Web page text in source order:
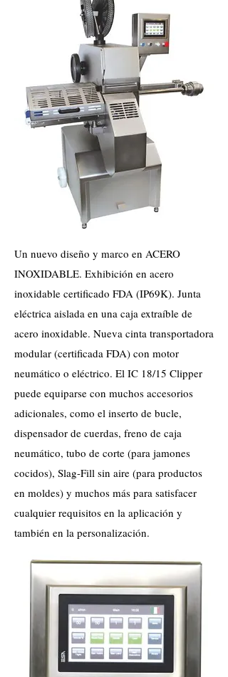
Un nuevo diseño y marco en ACERO
INOXIDABLE. Exhibición en acero
inoxidable certificado FDA (IP69K). Junta
eléctrica aislada en una caja extraíble de
acero inoxidable. Nueva cinta transportadora
modular (certificada FDA) con motor
neumático o eléctrico. El IC 18/15 Clipper
puede equiparse con muchos accesorios
adicionales, como el inserto de bucle,
dispensador de cuerdas, freno de caja
neumático, tubo de corte (para jamones
cocidos), Slag-Fill sin aire (para productos
en moldes) y muchos más para satisfacer
cualquier requisitos en la aplicación y
también en la personalización.